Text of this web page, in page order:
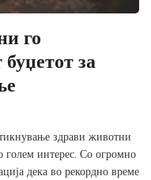
го
за
здрави животни
голем интерес. Со огромно
дека во рекордно време